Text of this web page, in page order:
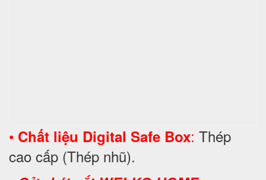
• Chất liệu Digital Safe Box: Thép
cao cấp (Thép nhũ).